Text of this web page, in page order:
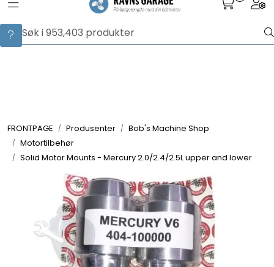
Skip to main content
Husk at du nå kan spore forsendelsen din under
«Ordrehistorikk» på «Min side». Sporingsnummeret vises der når
ordren er sendt.
Toggle navigation
FRONTPAGE Produsenter
Bob's Machine Shop
Motortilbehør
Solid Motor Mounts - Mercury 2.0/2.4/2.5L upper and lower
Servicedeler
Produsenter